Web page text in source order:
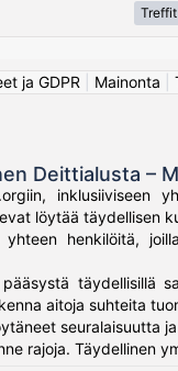
ja GDPR
Mainonta
Deittialusta –
inklusiiviseen
löytää täydellisen
yhteen henkilöitä,
täydellisillä
aitoja suhteita
seuralaisuutta
rajoja. Täydellinen